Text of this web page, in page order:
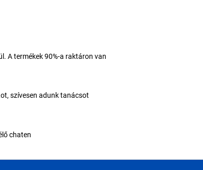
A termékek 90%-a raktáron van
szívesen adunk tanácsot
chaten